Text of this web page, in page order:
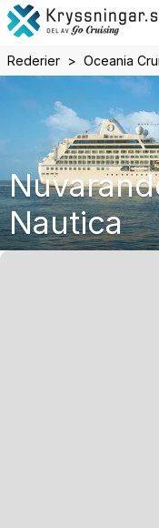
Rederier Oceania
Nautica